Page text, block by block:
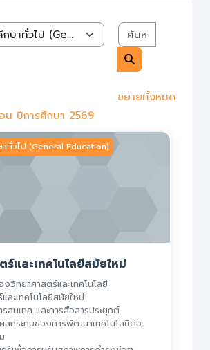
ชา
ค้นหารายวิชา
ขยายทั้งหมด
น ปีการศึกษา 2569
ละเทคโนโลยีสมัยใหม่
ทั่วไป (General Education)
ร์และเทคโนโลยีสมัยใหม่
วิทยาศาสตร์และเทคโนโลยี
ละเทคโนโลยีสมัยใหม่
รสนเทศ และการสื่อสารประยุกต์
ลกระทบของการพัฒนาเทคโนโลยีต่อ